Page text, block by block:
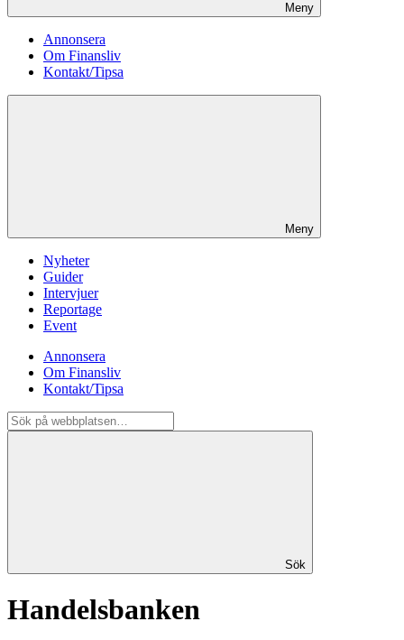
Meny
Annonsera
Om Finansliv
Kontakt/Tipsa
Meny
Nyheter
Guider
Intervjuer
Reportage
Event
Annonsera
Om Finansliv
Kontakt/Tipsa
Sök
Handelsbanken